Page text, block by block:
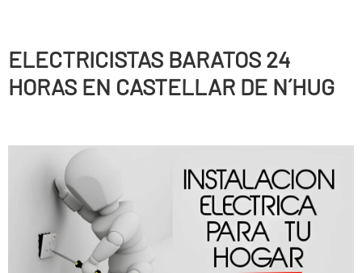
ELECTRICISTAS BARATOS 24
HORAS EN CASTELLAR DE N´HUG